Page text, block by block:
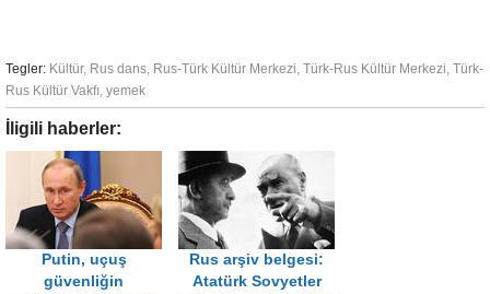
Tegler: Kültür, Rus dans, Rus-Türk Kültür Merkezi, Türk-Rus Kültür Merkezi, Türk-
Rus Kültür Vakfı, yemek
İligili haberler:
Putin, uçuş
güvenliğin
Rus arşiv belgesi:
Atatürk Sovyetler